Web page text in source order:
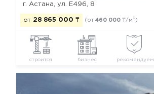
г. Астана, ул. Е496, 8
от 28 865 000 ₸ (от 460 000 ₸/м2)
строится бизнес рекомендуем